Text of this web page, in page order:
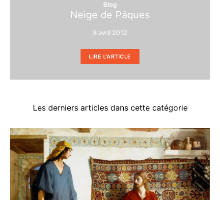
Blog
Neige de Pâques
8 avril 2012
LIRE L'ARTICLE
Les derniers articles dans cette catégorie